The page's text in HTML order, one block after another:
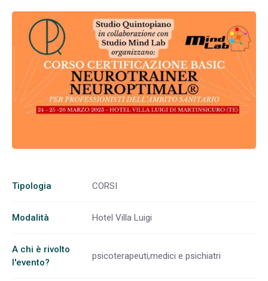
Tipologia CORSI
Modalità Hotel Villa Luigi
A chi è rivolto
l'evento?
psicoterapeuti,medici e psichiatri